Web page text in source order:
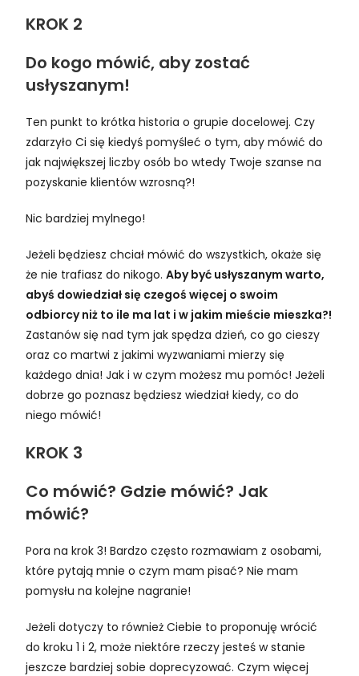
KROK 2
Do kogo mówić, aby zostać
usłyszanym!
Ten punkt to krótka historia o grupie docelowej. Czy
zdarzyło Ci się kiedyś pomyśleć o tym, aby mówić do
jak największej liczby osób bo wtedy Twoje szanse na
pozyskanie klientów wzrosną?!
Nic bardziej mylnego!
Jeżeli będziesz chciał mówić do wszystkich, okaże się
że nie trafiasz do nikogo.Aby być usłyszanym warto,
abyś dowiedział się czegoś więcej o swoim
odbiorcy niż to ile ma lat i w jakim mieście mieszka?!
Zastanów się nad tym jak spędza dzień, co go cieszy
oraz co martwi z jakimi wyzwaniami mierzy się
każdego dnia! Jak i w czym możesz mu pomóc! Jeżeli
dobrze go poznasz będziesz wiedział kiedy, co do
niego mówić!
KROK 3
Co mówić? Gdzie mówić? Jak
mówić?
Pora na krok 3! Bardzo często rozmawiam z osobami,
które pytają mnie o czym mam pisać? Nie mam
pomysłu na kolejne nagranie!
Jeżeli dotyczy to również Ciebie to proponuję wrócić
do kroku 1 i 2, może niektóre rzeczy jesteś w stanie
jeszcze bardziej sobie doprecyzować. Czym więcej